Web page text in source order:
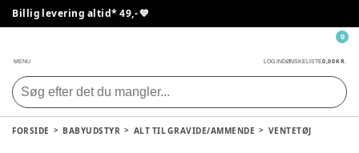
Billig levering altid* 49,- 💙
MENU LOG INDØNSKELISTE0,00 KR.
0
FORSIDE BABYUDSTYR ALT TIL GRAVIDE/AMMENDE VENTETØJ